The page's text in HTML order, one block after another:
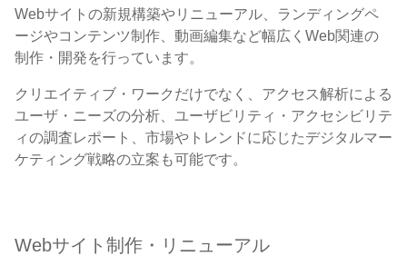
Webサイトの新規構築やリニューアル、ランディングペ
ージやコンテンツ制作、動画編集など幅広くWeb関連の
制作・開発を行っています。
クリエイティブ・ワークだけでなく、アクセス解析による
ユーザ・ニーズの分析、ユーザビリティ・アクセシビリテ
ィの調査レポート、市場やトレンドに応じたデジタルマー
ケティング戦略の立案も可能です。
Webサイト制作・リニューアル